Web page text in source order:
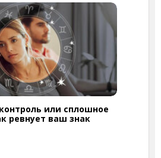
или сплошное
ревнует ваш знак